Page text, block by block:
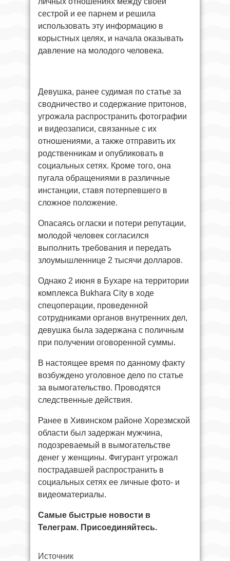
сестрой и ее парнем и решила
использовать эту информацию в
корыстных целях, и начала оказывать
давление на молодого человека.
Девушка, ранее судимая по статье за
сводничество и содержание притонов,
угрожала распространить фотографии
и видеозаписи, связанные с их
отношениями, а также отправить их
родственникам и опубликовать в
социальных сетях. Кроме того, она
пугала обращениями в различные
инстанции, ставя потерпевшего в
сложное положение.
Опасаясь огласки и потери репутации,
молодой человек согласился
выполнить требования и передать
злоумышленнице 2 тысячи долларов.
Однако 2 июня в Бухаре на территории
комплекса Bukhara City в ходе
спецоперации, проведенной
сотрудниками органов внутренних дел,
девушка была задержана с поличным
при получении оговоренной суммы.
В настоящее время по данному факту
возбуждено уголовное дело по статье
за вымогательство. Проводятся
следственные действия.
Ранее в Хивинском районе Хорезмской
области был задержан мужчина,
подозреваемый в вымогательстве
денег у женщины. Фигурант угрожал
пострадавшей распространить в
социальных сетях ее личные фото- и
видеоматериалы.
Самые быстрые новости в
Телеграм. Присоединяйтесь.
Источник